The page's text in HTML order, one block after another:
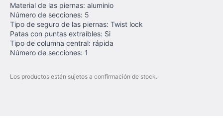
Material de las piernas: aluminio
Número de secciones: 5
Tipo de seguro de las piernas: Twist lock
Patas con puntas extraíbles: Si
Tipo de columna central: rápida
Número de secciones: 1
Los productos están sujetos a confirmación de stock.